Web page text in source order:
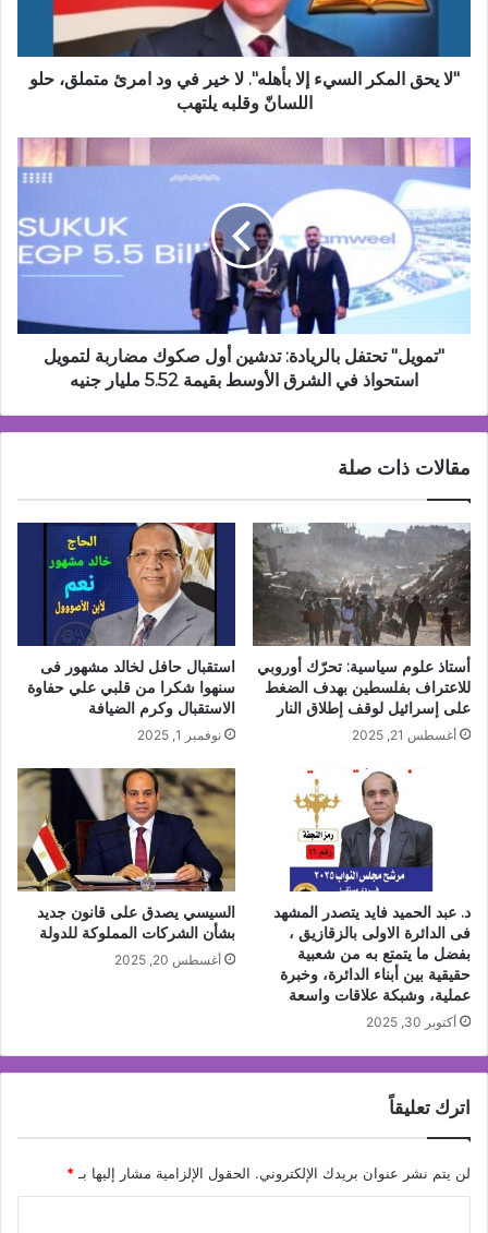
في
ود
اللسانّ
وقلبه
يلتهب
"لا يحق المكر السيء إلا بأهله". لا خير في ود امرئ متملق، حلو
اللسانّ وقلبه يلتهب
"تمويل"
تحتفل
بالريادة:
تدشين
أول
صكوك
مضاربة
استحواذ
مليار
"تمويل" تحتفل بالريادة: تدشين أول صكوك مضاربة لتمويل
استحواذ في الشرق الأوسط بقيمة 5.52 مليار جنيه
مقالات ذات صلة
أستاذ علوم سياسية: تحرّك أوروبي
للاعتراف بفلسطين بهدف الضغط
على إسرائيل لوقف إطلاق النار
أغسطس 21, 2025
استقبال حافل لخالد مشهور فى
سنهوا شكرا من قلبي علي حفاوة
الاستقبال وكرم الضيافة
نوفمبر 1, 2025
د. عبد الحميد فايد يتصدر المشهد
فى الدائرة الاولى بالزقازيق ،
بفضل ما يتمتع به من شعبية
حقيقية بين أبناء الدائرة، وخبرة
عملية، وشبكة علاقات واسعة
أكتوبر 30, 2025
السيسي يصدق على قانون جديد
بشأن الشركات المملوكة للدولة
أغسطس 20, 2025
اترك تعليقاً
لن يتم نشر عنوان بريدك الإلكتروني. الحقول الإلزامية مشار إليها بـ *